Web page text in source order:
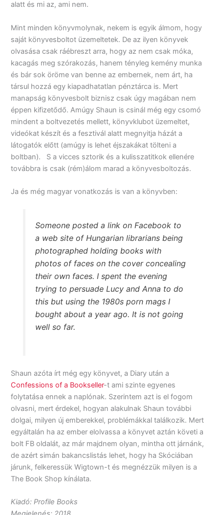
alatt és mi az, ami nem.
Mint minden könyvmolynak, nekem is egyik álmom, hogy
saját könyvesboltot üzemeltetek. De az ilyen könyvek
olvasása csak ráébreszt arra, hogy az nem csak móka,
kacagás meg szórakozás, hanem tényleg kemény munka
és bár sok öröme van benne az embernek, nem árt, ha
társul hozzá egy kiapadhatatlan pénztárca is. Mert
manapság könyvesbolt biznisz csak úgy magában nem
éppen kifizetődő. Amúgy Shaun is csinál még egy csomó
mindent a boltvezetés mellett, könyvklubot üzemeltet,
videókat készít és a fesztivál alatt megnyitja házát a
látogatók előtt (amúgy is lehet éjszakákat tölteni a
boltban). S a vicces sztorik és a kulisszatitkok ellenére
továbbra is csak (rém)álom marad a könyvesboltozás.
Ja és még magyar vonatkozás is van a könyvben:
Someone posted a link on Facebook to
a web site of Hungarian librarians being
photographed holding books with
photos of faces on the cover concealing
their own faces. I spent the evening
trying to persuade Lucy and Anna to do
this but using the 1980s porn mags I
bought about a year ago. It is not going
well so far.
Shaun azóta írt még egy könyvet, a Diary után a
Confessions of a Bookseller-t ami szinte egyenes
folytatása ennek a naplónak. Szerintem azt is el fogom
olvasni, mert érdekel, hogyan alakulnak Shaun további
dolgai, milyen új emberekkel, problémákkal találkozik. Mert
egyáltalán ha az ember elolvassa a könyvet aztán követi a
bolt FB oldalát, az már majdnem olyan, mintha ott járnánk,
de azért simán bakancslistás lehet, hogy ha Skóciában
járunk, felkeressük Wigtown-t és megnézzük milyen is a
The Book Shop kínálata.
Kiadó: Profile Books